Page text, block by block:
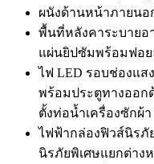
ผนังด้านหน้าภายนอ
พื้นที่หลังคาระบายอ
แผ่นยิปซัมพร้อมฟอ
ไฟ LED รอบช่องแส
พร้อมประตูทางออก
ตั้งท่อน้ำเครื่องซักผ้า
ไฟฟ้ากล่องฟิวส์นิรภั
นิรภัยพิเศษแยกต่าง